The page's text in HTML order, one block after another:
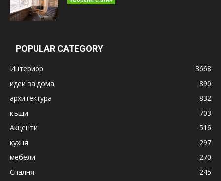
POPULAR CATEGORY
Интериор
3668
идеи за дома
890
архитектура
832
къщи
703
Акценти
516
кухня
297
мебели
270
Спалня
245